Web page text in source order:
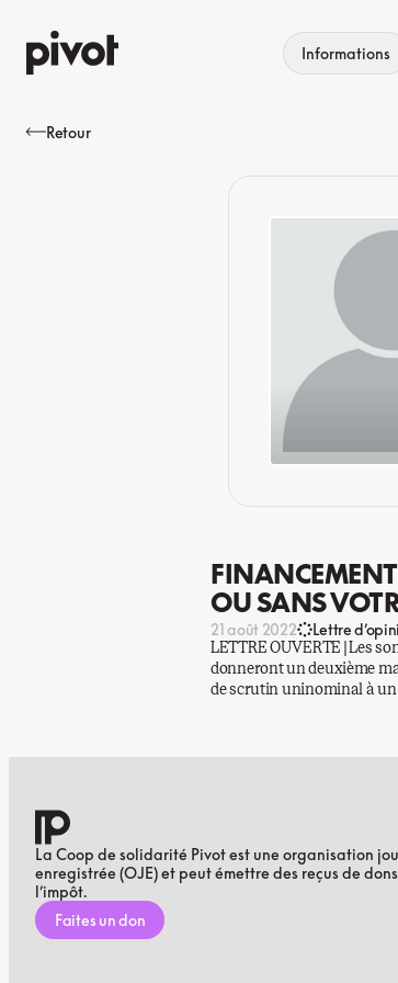
au
contenu
Informations
Retour
FINANCEMENT
OU SANS
21 août 2022 Lettre
LETTRE OUVERTE | Les
donneront un deuxième
de scrutin uninominal à
La Coop de solidarité Pivot est une organisation
enregistrée (OJE) et peut émettre des reçus de
l’impôt.
Faites un don